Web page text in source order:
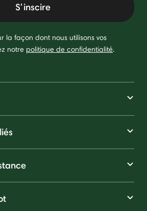
S'inscire
la façon dont nous utilisons vos
notre politique de confidentialité.